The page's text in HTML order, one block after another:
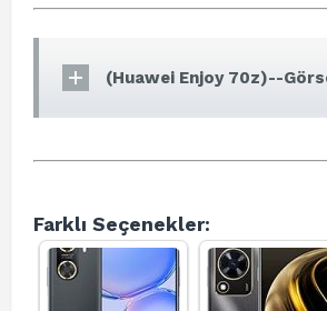
(Huawei Enjoy 70z)--
Farklı Seçenekler: